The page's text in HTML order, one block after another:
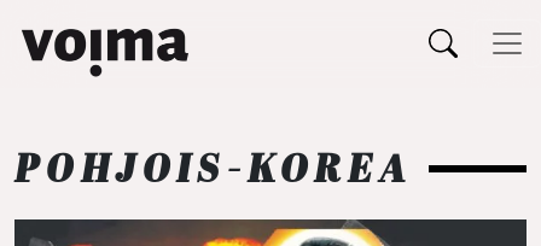
Päävalikko
POHJOIS-KOREA